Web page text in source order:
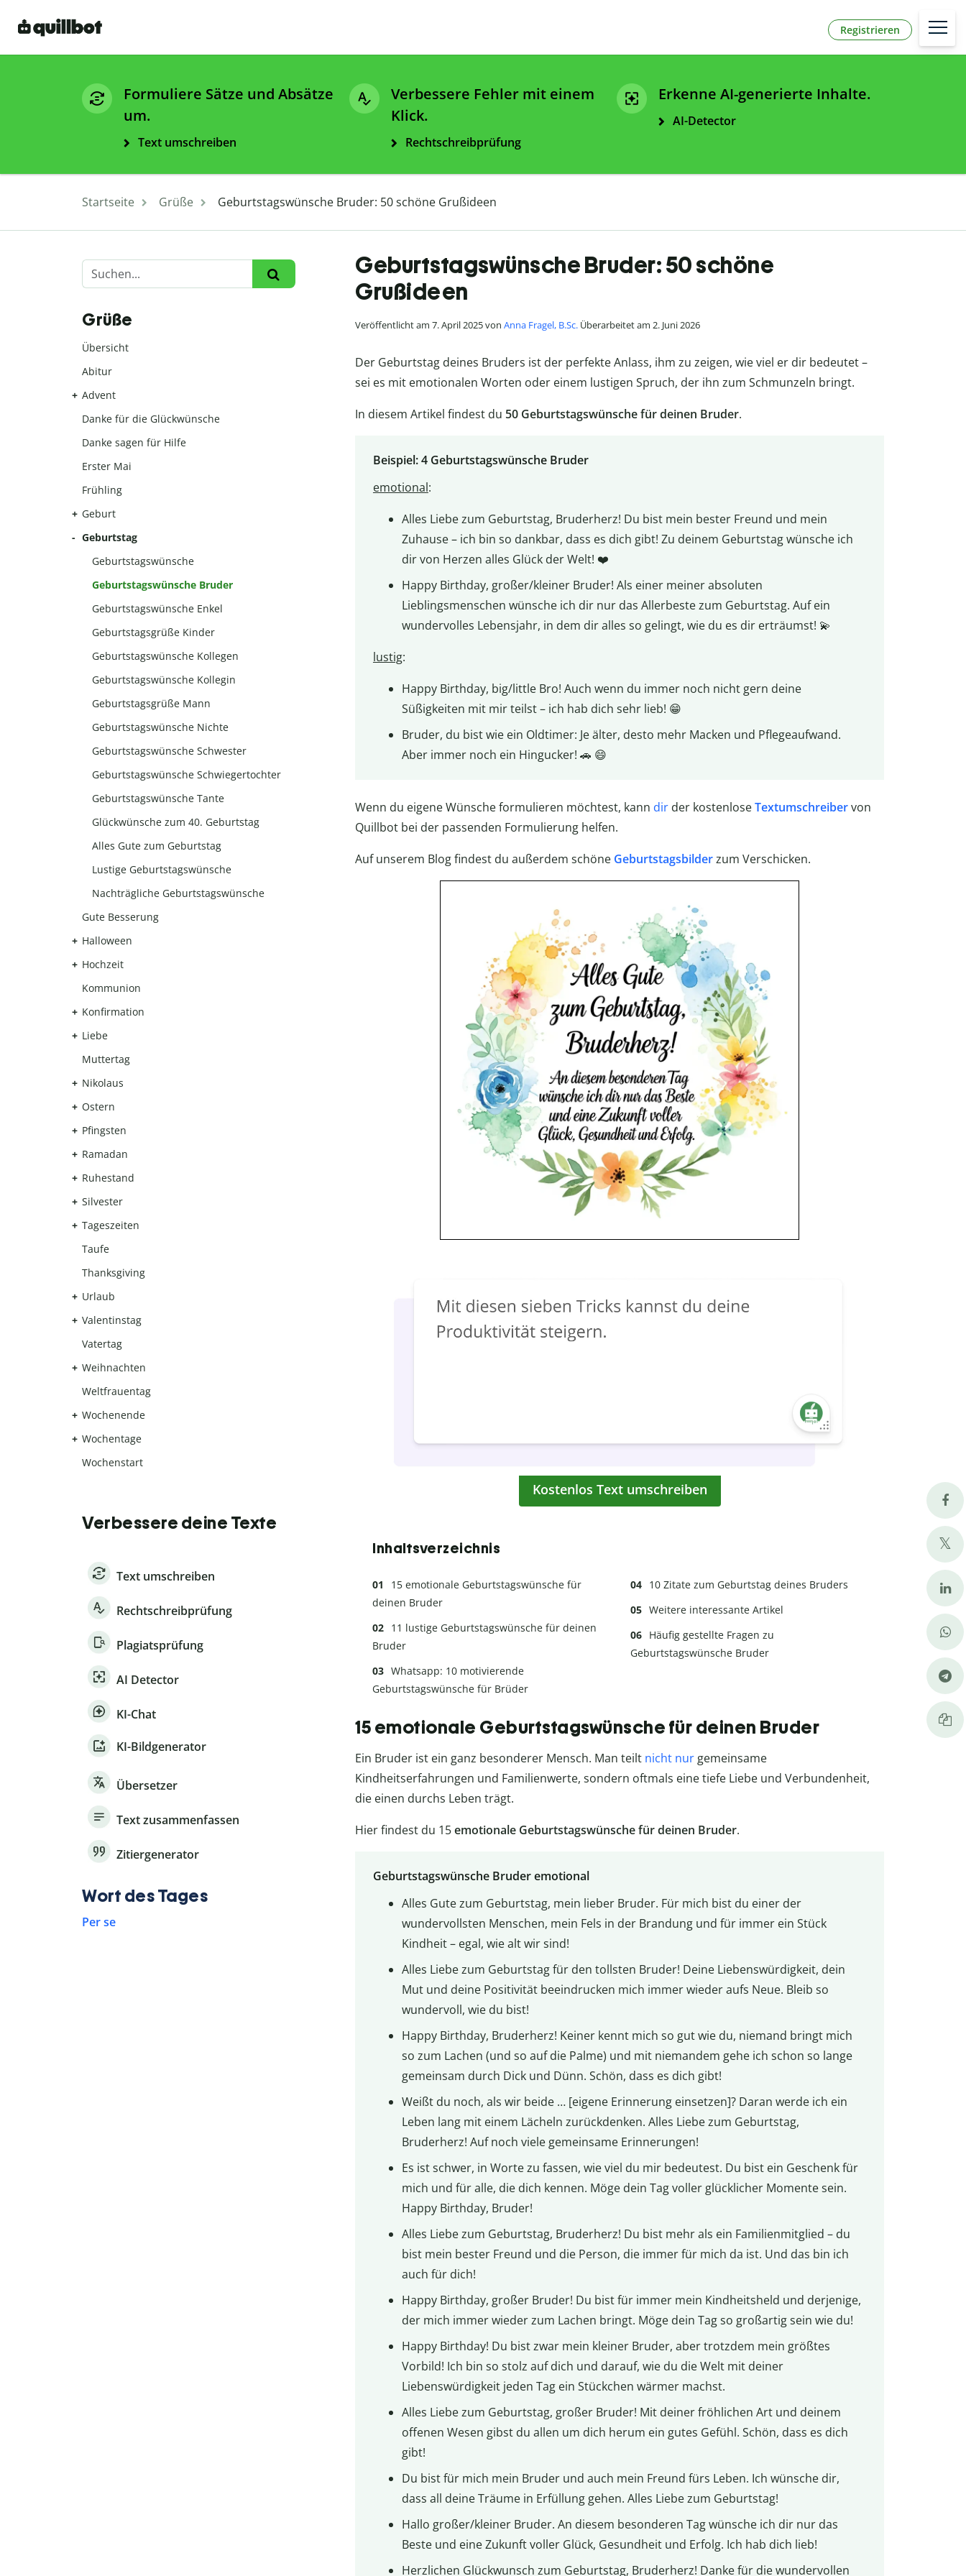
Registrieren
Formuliere Sätze und Absätze
um.
Text umschreiben
Verbessere Fehler mit einem
Klick.
Rechtschreibprüfung
Erkenne AI-generierte Inhalte.
AI-Detector
Startseite Grüße Geburtstagswünsche Bruder: 50 schöne Grußideen
Geburtstagswünsche Bruder: 50 schöne
Grußideen
Veröffentlicht am 7. April 2025 von Anna Fragel, B.Sc. Überarbeitet am 2. Juni 2026
Der Geburtstag deines Bruders ist der perfekte Anlass, ihm zu zeigen, wie viel er dir bedeutet –
sei es mit emotionalen Worten oder einem lustigen Spruch, der ihn zum Schmunzeln bringt.
In diesem Artikel findest du 50 Geburtstagswünsche für deinen Bruder.
Beispiel: 4 Geburtstagswünsche Bruder
emotional:
Alles Liebe zum Geburtstag, Bruderherz! Du bist mein bester Freund und mein
Zuhause – ich bin so dankbar, dass es dich gibt! Zu deinem Geburtstag wünsche ich
dir von Herzen alles Glück der Welt! ❤️
Happy Birthday, großer/kleiner Bruder! Als einer meiner absoluten
Lieblingsmenschen wünsche ich dir nur das Allerbeste zum Geburtstag. Auf ein
wundervolles Lebensjahr, in dem dir alles so gelingt, wie du es dir erträumst! 💫
lustig:
Happy Birthday, big/little Bro! Auch wenn du immer noch nicht gern deine
Süßigkeiten mit mir teilst – ich hab dich sehr lieb! 😁
Bruder, du bist wie ein Oldtimer: Je älter, desto mehr Macken und Pflegeaufwand.
Aber immer noch ein Hingucker! 🚗 😄
Wenn du eigene Wünsche formulieren möchtest, kann dir der kostenloseTextumschreibervon
Quillbot bei der passenden Formulierung helfen.
Auf unserem Blog findest du außerdem schöne Geburtstagsbilderzum Verschicken.
Kostenlos Text umschreiben
Inhaltsverzeichnis
15 emotionale Geburtstagswünsche für
deinen Bruder
11 lustige Geburtstagswünsche für deinen
Bruder
Whatsapp: 10 motivierende
Geburtstagswünsche für Brüder
10 Zitate zum Geburtstag deines Bruders
Weitere interessante Artikel
Häufig gestellte Fragen zu
Geburtstagswünsche Bruder
15 emotionale Geburtstagswünsche für deinen Bruder
Ein Bruder ist ein ganz besonderer Mensch. Man teilt nicht nur gemeinsame
Kindheitserfahrungen und Familienwerte, sondern oftmals eine tiefe Liebe und Verbundenheit,
die einen durchs Leben trägt.
Hier findest du 15emotionale Geburtstagswünsche für deinen Bruder.
Geburtstagswünsche Bruder emotional
Alles Gute zum Geburtstag, mein lieber Bruder. Für mich bist du einer der
wundervollsten Menschen, mein Fels in der Brandung und für immer ein Stück
Kindheit – egal, wie alt wir sind!
Alles Liebe zum Geburtstag für den tollsten Bruder! Deine Liebenswürdigkeit, dein
Mut und deine Positivität beeindrucken mich immer wieder aufs Neue. Bleib so
wundervoll, wie du bist!
Happy Birthday, Bruderherz! Keiner kennt mich so gut wie du, niemand bringt mich
so zum Lachen (und so auf die Palme) und mit niemandem gehe ich schon so lange
gemeinsam durch Dick und Dünn. Schön, dass es dich gibt!
Weißt du noch, als wir beide … [eigene Erinnerung einsetzen]? Daran werde ich ein
Leben lang mit einem Lächeln zurückdenken. Alles Liebe zum Geburtstag,
Bruderherz! Auf noch viele gemeinsame Erinnerungen!
Es ist schwer, in Worte zu fassen, wie viel du mir bedeutest. Du bist ein Geschenk für
mich und für alle, die dich kennen. Möge dein Tag voller glücklicher Momente sein.
Happy Birthday, Bruder!
Alles Liebe zum Geburtstag, Bruderherz! Du bist mehr als ein Familienmitglied – du
bist mein bester Freund und die Person, die immer für mich da ist. Und das bin ich
auch für dich!
Happy Birthday, großer Bruder! Du bist für immer mein Kindheitsheld und derjenige,
der mich immer wieder zum Lachen bringt. Möge dein Tag so großartig sein wie du!
Happy Birthday! Du bist zwar mein kleiner Bruder, aber trotzdem mein größtes
Vorbild! Ich bin so stolz auf dich und darauf, wie du die Welt mit deiner
Liebenswürdigkeit jeden Tag ein Stückchen wärmer machst.
Alles Liebe zum Geburtstag, großer Bruder! Mit deiner fröhlichen Art und deinem
offenen Wesen gibst du allen um dich herum ein gutes Gefühl. Schön, dass es dich
gibt!
Du bist für mich mein Bruder und auch mein Freund fürs Leben. Ich wünsche dir,
dass all deine Träume in Erfüllung gehen. Alles Liebe zum Geburtstag!
Hallo großer/kleiner Bruder. An diesem besonderen Tag wünsche ich dir nur das
Beste und eine Zukunft voller Glück, Gesundheit und Erfolg. Ich hab dich lieb!
Herzlichen Glückwunsch zum Geburtstag, Bruderherz! Danke für die wundervollen
Grüße
Übersicht
Abitur
Advent
Danke für die Glückwünsche
Danke sagen für Hilfe
Erster Mai
Frühling
Geburt
Geburtstag
Geburtstagswünsche
Geburtstagswünsche Bruder
Geburtstagswünsche Enkel
Geburtstagsgrüße Kinder
Geburtstagswünsche Kollegen
Geburtstagswünsche Kollegin
Geburtstagsgrüße Mann
Geburtstagswünsche Nichte
Geburtstagswünsche Schwester
Geburtstagswünsche Schwiegertochter
Geburtstagswünsche Tante
Glückwünsche zum 40. Geburtstag
Alles Gute zum Geburtstag
Lustige Geburtstagswünsche
Nachträgliche Geburtstagswünsche
Gute Besserung
Halloween
Hochzeit
Kommunion
Konfirmation
Liebe
Muttertag
Nikolaus
Ostern
Pfingsten
Ramadan
Ruhestand
Silvester
Tageszeiten
Taufe
Thanksgiving
Urlaub
Valentinstag
Vatertag
Weihnachten
Weltfrauentag
Wochenende
Wochentage
Wochenstart
Verbessere deine Texte
Text umschreiben
Rechtschreibprüfung
Plagiatsprüfung
AI Detector
KI-Chat
KI-Bildgenerator
Übersetzer
Text zusammenfassen
Zitiergenerator
Wort des Tages
Per se